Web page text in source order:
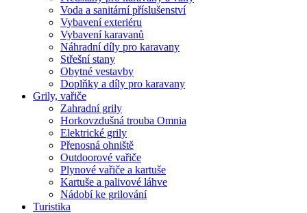
Voda a sanitární příslušenství
Vybavení exteriéru
Vybavení karavanů
Náhradní díly pro karavany
Střešní stany
Obytné vestavby
Doplňky a díly pro karavany
Grily, vařiče
Zahradní grily
Horkovzdušná trouba Omnia
Elektrické grily
Přenosná ohniště
Outdoorové vařiče
Plynové vařiče a kartuše
Kartuše a palivové láhve
Nádobí ke grilování
Turistika